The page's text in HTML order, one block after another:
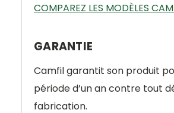
COMPAREZ LES MODÈLES
GARANTIE
Camfil garantit son produit
période d’un an contre tout
fabrication.